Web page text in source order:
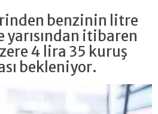
benzinin litre
yarısından itibaren
4 lira 35 kuruş
bekleniyor.